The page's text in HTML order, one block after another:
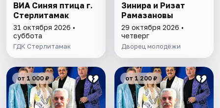
ВИА Синяя птица г.
Стерлитамак
31 октября 2026 •
суббота
ГДК Стерлитамак
Зинира и Ризат
Рамазановы
29 октября 2026 •
четверг
Дворец молодёжи
от 1 000 ₽ от 1 200 ₽